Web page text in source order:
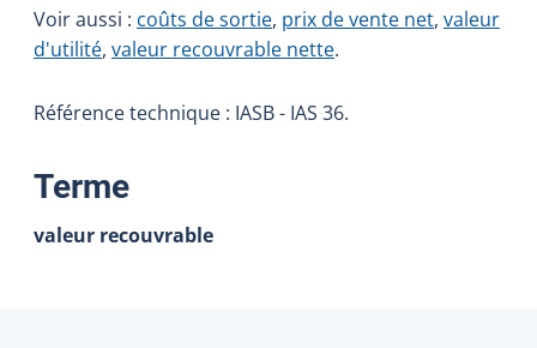
Voir aussi : coûts de sortie, prix de vente net, valeur
d'utilité, valeur recouvrable nette.
Référence technique : IASB - IAS 36.
Terme:
valeur recouvrable